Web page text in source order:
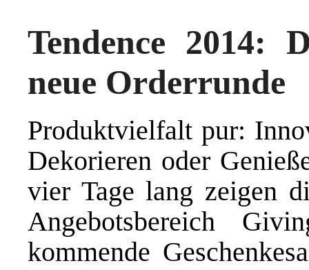
Tendence 2014:
neue Orderrunde
Produktvielfalt pur:
Dekorieren oder
vier Tage lang zeigen
Angebotsbereich
kommende